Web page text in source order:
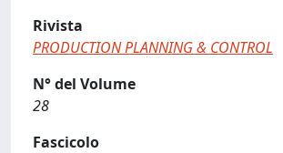
Rivista
PRODUCTION PLANNING & CONTROL
N° del Volume
28
Fascicolo